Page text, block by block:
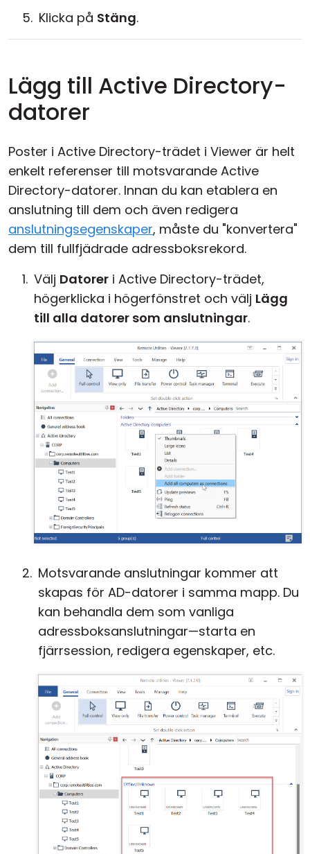
Klicka på Stäng.
Lägg till Active Directory-
datorer
Poster i Active Directory-trädet i Viewer är helt
enkelt referenser till motsvarande Active
Directory-datorer. Innan du kan etablera en
anslutning till dem och även redigera
anslutningsegenskaper, måste du "konvertera"
dem till fullfjädrade adressboksrekord.
Välj Datorer i Active Directory-trädet,
högerklicka i högerfönstret och välj Lägg
till alla datorer som anslutningar.
Motsvarande anslutningar kommer att
skapas för AD-datorer i samma mapp. Du
kan behandla dem som vanliga
adressboksanslutningar—starta en
fjärrsession, redigera egenskaper, etc.